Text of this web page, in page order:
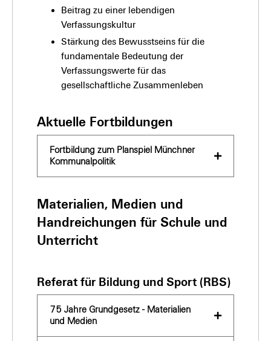
Beitrag zu einer lebendigen
Verfassungskultur
Stärkung des Bewusstseins für die
fundamentale Bedeutung der
Verfassungswerte für das
gesellschaftliche Zusammenleben
Aktuelle Fortbildungen
Fortbildung zum Planspiel Münchner
Kommunalpolitik
Materialien, Medien und
Handreichungen für Schule und
Unterricht
Referat für Bildung und Sport (RBS)
75 Jahre Grundgesetz - Materialien
und Medien